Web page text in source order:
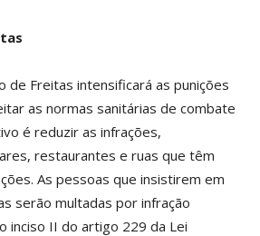
de Freitas intensificará as punições
as normas sanitárias de combate
é reduzir as infrações,
restaurantes e ruas que têm
As pessoas que insistirem em
serão multadas por infração
inciso II do artigo 229 da Lei